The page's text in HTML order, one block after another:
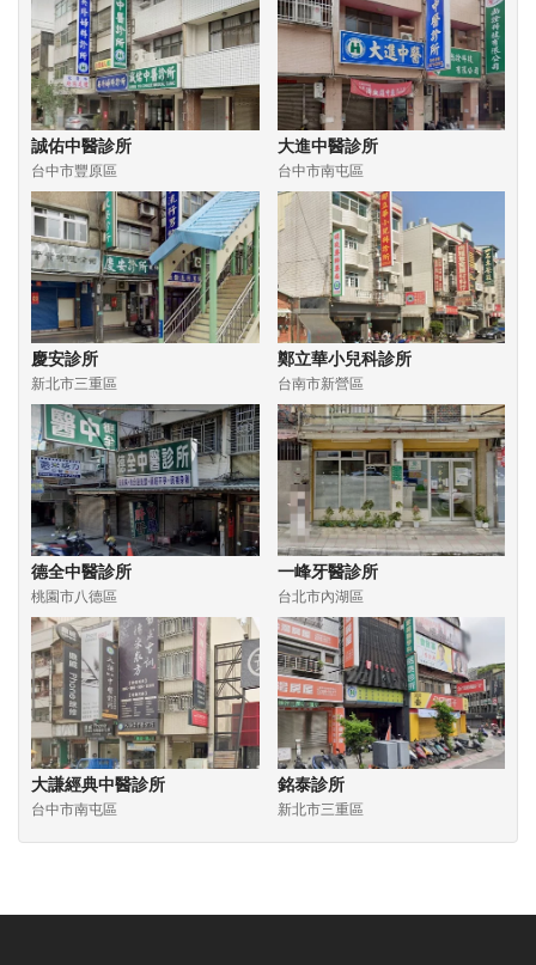
誠佑中醫診所
台中市豐原區
大進中醫診所
台中市南屯區
慶安診所
新北市三重區
鄭立華小兒科診所
台南市新營區
德全中醫診所
桃園市八德區
一峰牙醫診所
台北市內湖區
大謙經典中醫診所
台中市南屯區
銘泰診所
新北市三重區